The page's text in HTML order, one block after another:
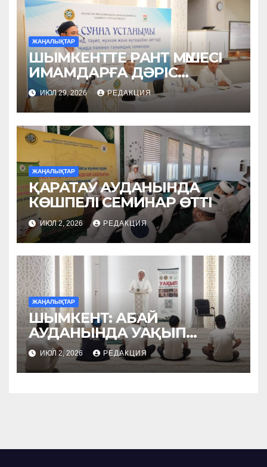
ЖАҢАЛЫҚТАР
ШЫМКЕНТТЕ РАНТ МҮШЕСІ
ИМАМДАРҒА ДӘРІС
ОҚЫДЫ
ИЮЛ 29, 2026 РЕДАКЦИЯ
ЖАҢАЛЫҚТАР
ҚАРАТАУ АУДАНЫНДА
КӨШПЕЛІ СЕМИНАР ӨТТІ
ИЮЛ 2, 2026 РЕДАКЦИЯ
ЖАҢАЛЫҚТАР
ШЫМКЕНТ: АБАЙ
АУДАНЫНДА УАҚЫП
НАСИХАТТАЛДЫ
ИЮЛ 2, 2026 РЕДАКЦИЯ